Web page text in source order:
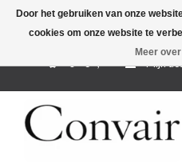
Gratis verzending bij
0 - €--,--
Mijn
Stoffen per meter
Door het gebruiken van onze
cookies om onze website te
Meer